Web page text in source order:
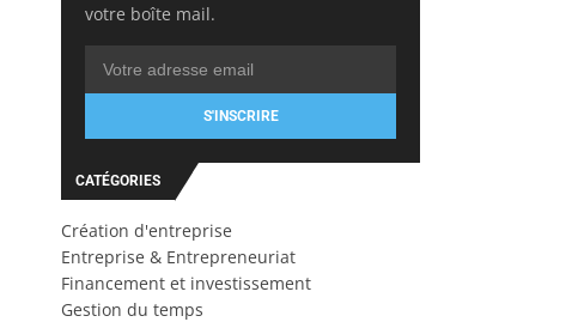
votre boîte mail.
S'INSCRIRE
CATÉGORIES
Création d'entreprise
Entreprise & Entrepreneuriat
Financement et investissement
Gestion du temps